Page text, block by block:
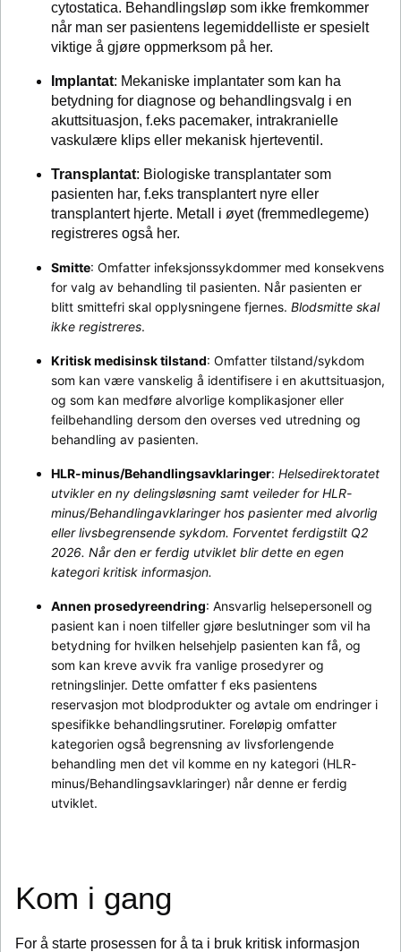
cytostatica. Behandlingsløp som ikke fremkommer
når man ser pasientens legemiddelliste er spesielt
viktige å gjøre oppmerksom på her.
Implantat: Mekaniske implantater som kan ha
betydning for diagnose og behandlingsvalg i en
akuttsituasjon, f.eks pacemaker, intrakranielle
vaskulære klips eller mekanisk hjerteventil.
Transplantat: Biologiske transplantater som
pasienten har, f.eks transplantert nyre eller
transplantert hjerte. Metall i øyet (fremmedlegeme)
registreres også her.
Smitte: Omfatter infeksjonssykdommer med konsekvens
for valg av behandling til pasienten. Når pasienten er
blitt smittefri skal opplysningene fjernes. Blodsmitte skal
ikke registreres.
Kritisk medisinsk tilstand: Omfatter tilstand/sykdom
som kan være vanskelig å identifisere i en akuttsituasjon,
og som kan medføre alvorlige komplikasjoner eller
feilbehandling dersom den overses ved utredning og
behandling av pasienten.
HLR-minus/Behandlingsavklaringer: Helsedirektoratet
utvikler en ny delingsløsning samt veileder for HLR-
minus/Behandlingavklaringer hos pasienter med alvorlig
eller livsbegrensende sykdom. Forventet ferdigstilt Q2
2026. Når den er ferdig utviklet blir dette en egen
kategori kritisk informasjon.
Annen prosedyreendring: Ansvarlig helsepersonell og
pasient kan i noen tilfeller gjøre beslutninger som vil ha
betydning for hvilken helsehjelp pasienten kan få, og
som kan kreve avvik fra vanlige prosedyrer og
retningslinjer. Dette omfatter f eks pasientens
reservasjon mot blodprodukter og avtale om endringer i
spesifikke behandlingsrutiner. Foreløpig omfatter
kategorien også begrensning av livsforlengende
behandling men det vil komme en ny kategori (HLR-
minus/Behandlingsavklaringer) når denne er ferdig
utviklet.
Kom i gang
For å starte prosessen for å ta i bruk kritisk informasjon